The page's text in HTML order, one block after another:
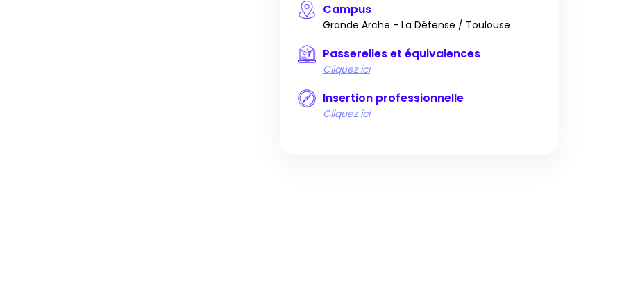
Campus
Grande Arche - La Défense / Toulouse
Passerelles et équivalences
Cliquez ici
Insertion professionnelle
Cliquez ici